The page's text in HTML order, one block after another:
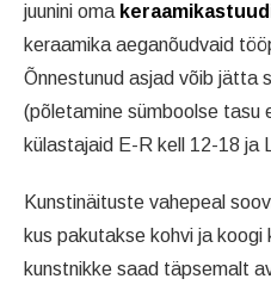
juunini oma
keraamika aeganõudvaid
Õnnestunud asjad võib jätta
(põletamine sümboolse
külastajaid E-R kell 12-18 ja
Kunstinäituste vahepeal
kus pakutakse kohvi ja
kunstnikke saad täpsemalt